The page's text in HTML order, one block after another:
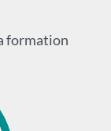
formation